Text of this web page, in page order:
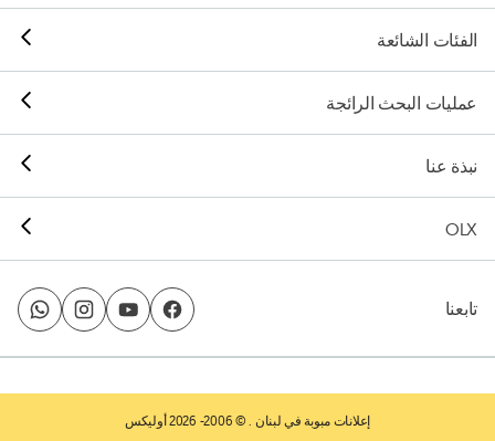
الفئات الشائعة
عمليات البحث الرائجة
نبذة عنا
OLX
تابعنا
إعلانات مبوبة في لبنان . © 2006- 2026 أوليكس